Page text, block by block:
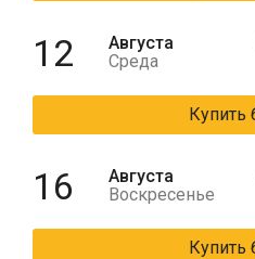
12
Августа
Среда
Купить
16
Августа
Воскресенье
Купить